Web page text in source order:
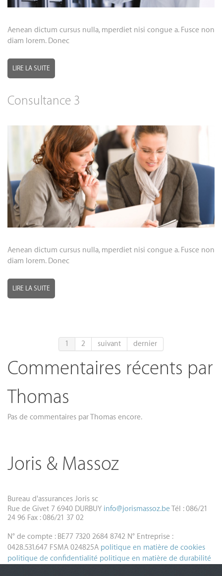
Aenean dictum cursus nulla, mperdiet nisi congue a. Fusce non
diam lorem. Donec
LIRE LA SUITE
Consultance 3
Aenean dictum cursus nulla, mperdiet nisi congue a. Fusce non
diam lorem. Donec
LIRE LA SUITE
1 2 suivant dernier
Commentaires récents par
Thomas
Pas de commentaires par Thomas encore.
Joris & Massoz
Bureau d'assurances Joris sc
Rue de Givet 7 6940 DURBUY info@jorismassoz.beTél : 086/21
24 96 Fax : 086/21 37 02
N° de compte : BE77 7320 2684 8742 N° Entreprise :
0428.531.647 FSMA 024825A politique en matière de cookies
politique de confidentialité politique en matière de durabilité